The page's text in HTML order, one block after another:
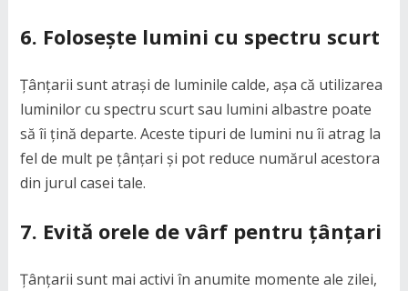
6. Folosește lumini cu spectru scurt
Țânțarii sunt atrași de luminile calde, așa că utilizarea
luminilor cu spectru scurt sau lumini albastre poate
să îi țină departe. Aceste tipuri de lumini nu îi atrag la
fel de mult pe țânțari și pot reduce numărul acestora
din jurul casei tale.
7. Evită orele de vârf pentru țânțari
Țânțarii sunt mai activi în anumite momente ale zilei,